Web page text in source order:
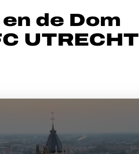
TV
de Dom
UTRECHT